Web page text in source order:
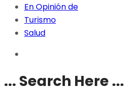
En Opinión de
Turismo
Salud
... Search Here ...